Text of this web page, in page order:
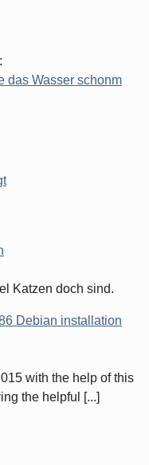
das Wasser schonm
Katzen doch sind.
Debian installation
with the help of this
the helpful [...]